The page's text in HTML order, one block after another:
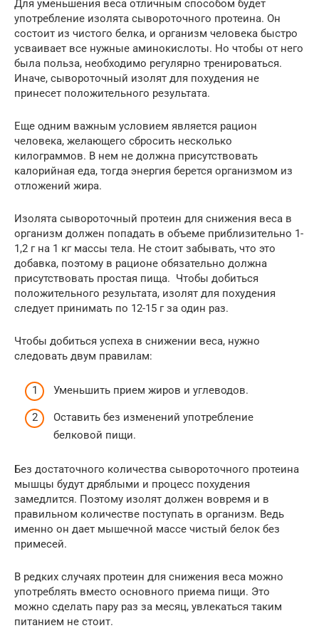
Для уменьшения веса отличным способом будет
употребление изолята сывороточного протеина. Он
состоит из чистого белка, и организм человека быстро
усваивает все нужные аминокислоты. Но чтобы от него
была польза, необходимо регулярно тренироваться.
Иначе, сывороточный изолят для похудения не
принесет положительного результата.
Еще одним важным условием является рацион
человека, желающего сбросить несколько
килограммов. В нем не должна присутствовать
калорийная еда, тогда энергия берется организмом из
отложений жира.
Изолята сывороточный протеин для снижения веса в
организм должен попадать в объеме приблизительно 1-
1,2 г на 1 кг массы тела. Не стоит забывать, что это
добавка, поэтому в рационе обязательно должна
присутствовать простая пища. Чтобы добиться
положительного результата, изолят для похудения
следует принимать по 12-15 г за один раз.
Чтобы добиться успеха в снижении веса, нужно
следовать двум правилам:
Уменьшить прием жиров и углеводов.
Оставить без изменений употребление
белковой пищи.
Без достаточного количества сывороточного протеина
мышцы будут дряблыми и процесс похудения
замедлится. Поэтому изолят должен вовремя и в
правильном количестве поступать в организм. Ведь
именно он дает мышечной массе чистый белок без
примесей.
В редких случаях протеин для снижения веса можно
употреблять вместо основного приема пищи. Это
можно сделать пару раз за месяц, увлекаться таким
питанием не стоит.